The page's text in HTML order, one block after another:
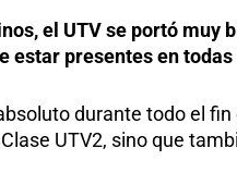
el UTV se portó muy
estar presentes en
durante todo el
UTV2, sino que